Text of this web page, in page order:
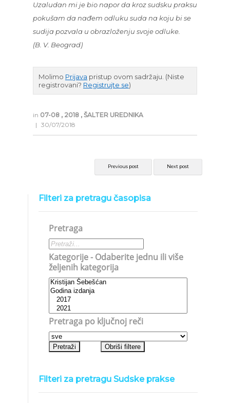
Uzaludan mi je bio napor da kroz sudsku praksu
pokušam da nađem odluku suda na koju bi se
sudija pozvala u obrazloženju svoje odluke.
(B. V. Beograd)
Molimo Prijava pristup ovom sadržaju. (Niste
registrovani? Registrujte se)
in 07-08 , 2018 , ŠALTER UREDNIKA
| 30/07/2018
Previous post Next post
Filteri za pretragu časopisa
Pretraga
Kategorije - Odaberite jednu ili više
željenih kategorija
Pretraga po ključnoj reči
Filteri za pretragu Sudske prakse